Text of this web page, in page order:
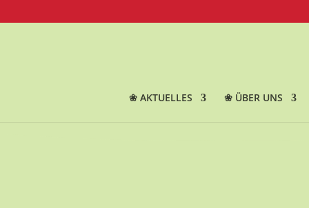
❀ AKTUELLES ❀ ÜBER UNS